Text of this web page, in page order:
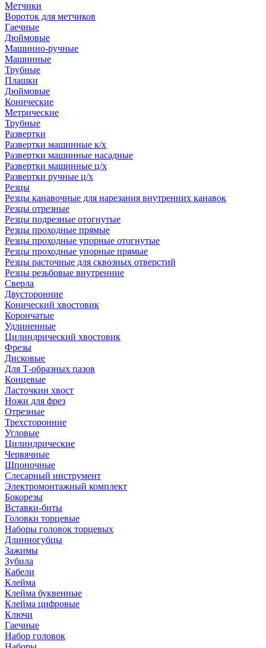
Метчики
Вороток для метчиков
Гаечные
Дюймовые
Машинно-ручные
Машинные
Трубные
Плашки
Дюймовые
Конические
Метрические
Трубные
Развертки
Развертки машинные к/х
Развертки машинные насадные
Развертки машинные ц/х
Развертки ручные ц/х
Резцы
Резцы канавочные для нарезания внутренних канавок
Резцы отрезные
Резцы подрезные отогнутые
Резцы проходные прямые
Резцы проходные упорные отогнутые
Резцы проходные упорные прямые
Резцы расточные для сквозных отверстий
Резцы резьбовые внутренние
Сверла
Двусторонние
Конический хвостовик
Корончатые
Удлиненные
Цилиндрический хвостовик
Фрезы
Дисковые
Для Т-образных пазов
Концевые
Ласточкин хвост
Ножи для фрез
Отрезные
Трехсторонние
Угловые
Цилиндрические
Червячные
Шпоночные
Слесарный инструмент
Электромонтажный комплект
Бокорезы
Вставки-биты
Головки торцевые
Наборы головок торцевых
Длинногубцы
Зажимы
Зубила
Кабели
Клейма
Клейма буквенные
Клейма цифровые
Ключи
Гаечные
Набор головок